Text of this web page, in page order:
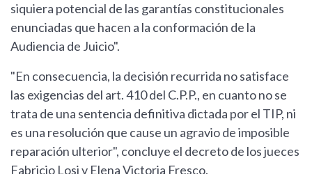
siquiera potencial de las garantías constitucionales
enunciadas que hacen a la conformación de la
Audiencia de Juicio".
"En consecuencia, la decisión recurrida no satisface
las exigencias del art. 410 del C.P.P., en cuanto no se
trata de una sentencia definitiva dictada por el TIP, ni
es una resolución que cause un agravio de imposible
reparación ulterior", concluye el decreto de los jueces
Fabricio Losi y Elena Victoria Fresco.